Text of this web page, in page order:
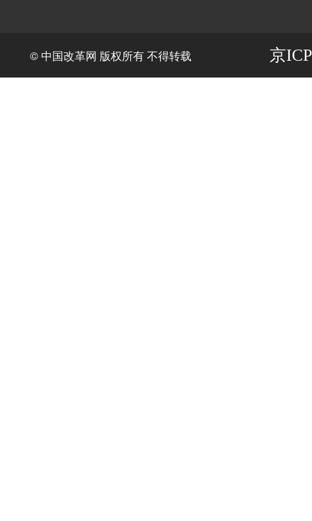
© 中国改革网 版权所有 不得转载 京